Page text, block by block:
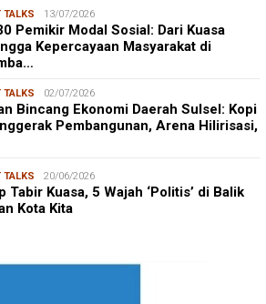
TALKS 13/07/2026
Pemikir Modal Sosial: Dari Kuasa
Kepercayaan Masyarakat di
TALKS 02/07/2026
Bincang Ekonomi Daerah Sulsel: Kopi
Pembangunan, Arena Hilirisasi,
TALKS 20/06/2026
Tabir Kuasa, 5 Wajah ‘Politis’ di Balik
Kota Kita